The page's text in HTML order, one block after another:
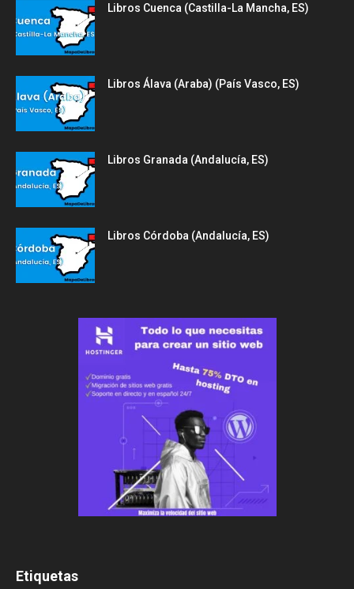
Libros Cuenca (Castilla-La Mancha, ES)
Libros Álava (Araba) (País Vasco, ES)
Libros Granada (Andalucía, ES)
Libros Córdoba (Andalucía, ES)
Etiquetas